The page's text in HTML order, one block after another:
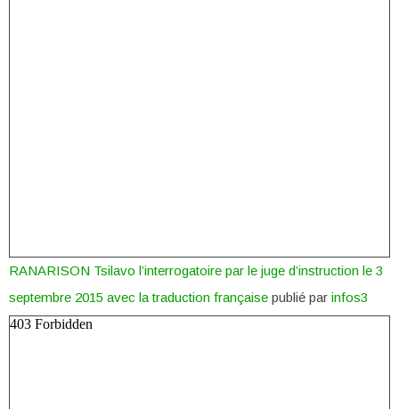
RANARISON Tsilavo l’interrogatoire par le juge d’instruction le 3
septembre 2015 avec la traduction française publié par infos3